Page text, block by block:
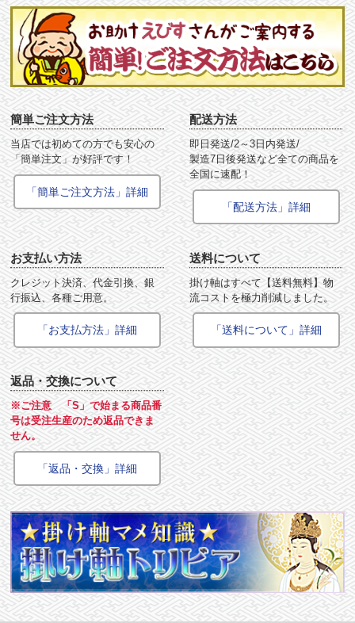
簡単ご注文方法
当店では初めての方でも安心の
「簡単注文」が好評です！
「簡単ご注文方法」詳細
配送方法
即日発送/2～3日内発送/
製造7日後発送など全ての商品を
全国に速配！
「配送方法」詳細
お支払い方法
クレジット決済、代金引換、銀
行振込、各種ご用意。
「お支払方法」詳細
送料について
掛け軸はすべて【送料無料】物
流コストを極力削減しました。
「送料について」詳細
返品・交換について
※ご注意 「S」で始まる商品番
号は受注生産のため返品できま
せん。
「返品・交換」詳細